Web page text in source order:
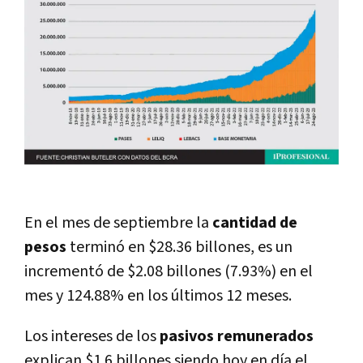
En el mes de septiembre la cantidad de
pesos terminó en $28.36 billones, es un
incrementó de $2.08 billones (7.93%) en el
mes y 124.88% en los últimos 12 meses.
Los intereses de lospasivos remunerados